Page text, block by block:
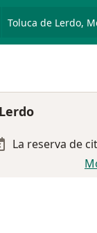
o nombre
p. ej.
La reserva de